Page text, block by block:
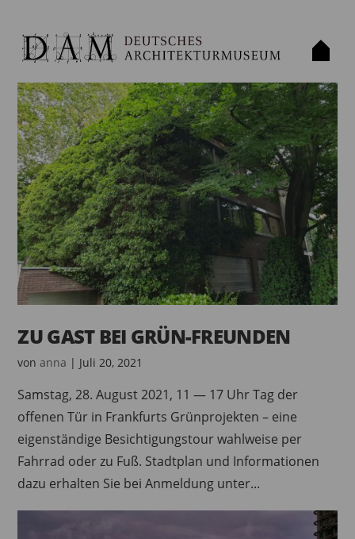
ZU GAST BEI GRÜN-FREUNDEN
vonanna | Juli 20, 2021
Samstag, 28. August 2021, 11 — 17 Uhr Tag der
offenen Tür in Frankfurts Grünprojekten – eine
eigenständige Besichtigungstour wahlweise per
Fahrrad oder zu Fuß. Stadtplan und Informationen
dazu erhalten Sie bei Anmeldung unter...